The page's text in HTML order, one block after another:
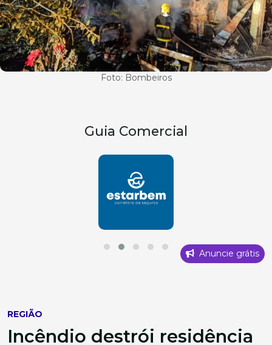
Foto: Bombeiros
Guia Comercial
Anuncie grátis
REGIÃO
Incêndio destrói residência